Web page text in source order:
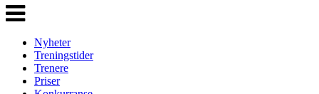
Veksle
navigasjon
Nyheter
Treningstider
Trenere
Priser